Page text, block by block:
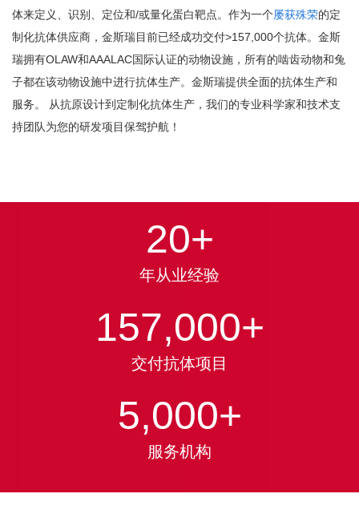
体来定义、识别、定位和/或量化蛋白靶点。作为一个屡获殊荣的定
制化抗体供应商，金斯瑞目前已经成功交付>157,000个抗体。金斯
瑞拥有OLAW和AAALAC国际认证的动物设施，所有的啮齿动物和兔
子都在该动物设施中进行抗体生产。金斯瑞提供全面的抗体生产和
服务。 从抗原设计到定制化抗体生产，我们的专业科学家和技术支
持团队为您的研发项目保驾护航！
20+
年从业经验
157,000+
交付抗体项目
5,000+
服务机构